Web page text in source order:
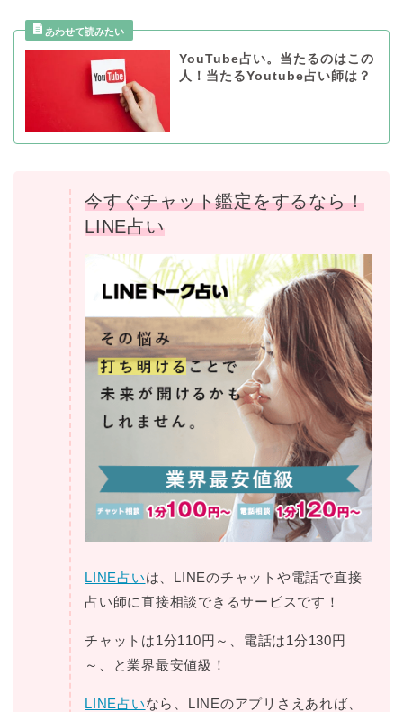
YouTube占い。当たるのはこの
人！当たるYoutube占い師は？
今すぐチャット鑑定をするなら！
LINE占い
LINE占いは、LINEのチャットや電話で直接
占い師に直接相談できるサービスです！
チャットは1分110円～、電話は1分130円
～、と業界最安値級！
LINE占いなら、LINEのアプリさえあれば、